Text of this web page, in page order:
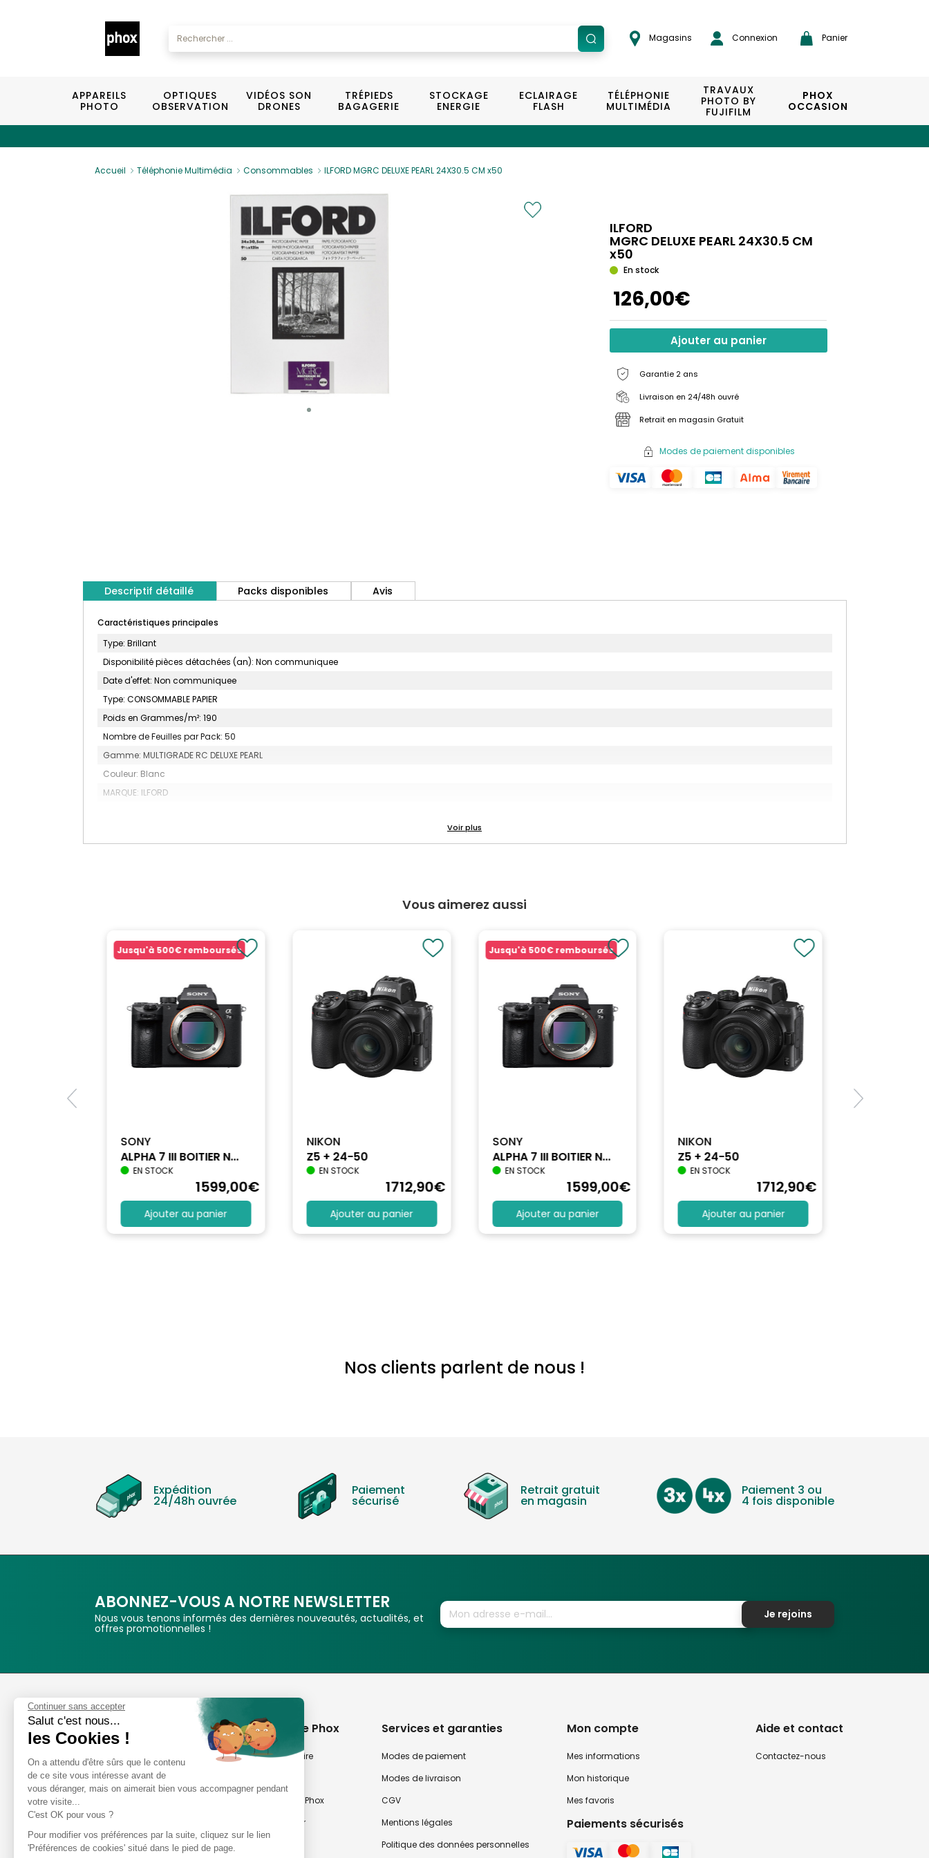
Magasins Connexion Panier
APPAREILS
PHOTO
OPTIQUES
OBSERVATION
VIDÉOS SON
DRONES
TRÉPIEDS
BAGAGERIE
STOCKAGE
ENERGIE
ECLAIRAGE
FLASH
TÉLÉPHONIE
MULTIMÉDIA
TRAVAUX
PHOTO BY
FUJIFILM
PHOX
OCCASION
Accueil Téléphonie Multimédia Consommables ILFORD MGRC DELUXE PEARL 24X30.5 CM x50
ILFORD
MGRC DELUXE PEARL 24X30.5 CM
x50
En stock
126,00€
Ajouter au panier
Garantie 2 ans
Livraison en 24/48h ouvré
Retrait en magasin Gratuit
Modes de paiement disponibles
Descriptif détaillé Packs disponibles Avis
Caractéristiques principales
Type: Brillant
Disponibilité pièces détachées (an): Non communiquee
Date d'effet: Non communiquee
Type: CONSOMMABLE PAPIER
Poids en Grammes/m²: 190
Nombre de Feuilles par Pack: 50
Gamme: MULTIGRADE RC DELUXE PEARL
Couleur: Blanc
MARQUE: ILFORD
Vous aimerez aussi
Jusqu'à 500€ remboursés
SONY
ALPHA 7 III BOITIER N...
EN STOCK
1599,00€
Ajouter au panier
NIKON
Z5 + 24-50
EN STOCK
1712,90€
Ajouter au panier
Jusqu'à 500€ remboursés
SONY
ALPHA 7 III BOITIER N...
EN STOCK
1599,00€
Ajouter au panier
NIKON
Z5 + 24-50
EN STOCK
1712,90€
Ajouter au panier
Nos clients parlent de nous !
Expédition
24/48h ouvrée
Paiement
sécurisé
Retrait gratuit
en magasin
Paiement 3 ou
4 fois disponible
ABONNEZ-VOUS A NOTRE NEWSLETTER
Nous vous tenons informés des dernières nouveautés, actualités, et
offres promotionnelles !
Je rejoins
Phox
Spécialiste de l'image
Suivez-nous
Avis clients
8,2/10 Avis vérifiés
L'Appli Phox
A propos de Phox
Notre savoir-faire
Nos magasins Phox
Notre newsletter
Services et garanties
Modes de paiement
Modes de livraison
CGV
Mentions légales
Politique des données personnelles
Mon compte
Mes informations
Mon historique
Mes favoris
Paiements sécurisés
Aide et contact
Contactez-nous
Continuer sans accepter
Salut c'est nous...
les Cookies !
On a attendu d'être sûrs que le contenu
de ce site vous intéresse avant de
vous déranger, mais on aimerait bien vous accompagner pendant
votre visite...
C'est OK pour vous ?
Pour modifier vos préférences par la suite, cliquez sur le lien
'Préférences de cookies' situé dans le pied de page.